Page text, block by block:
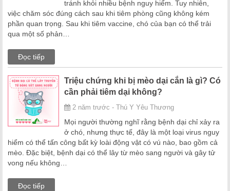
tránh khỏi nhiều bệnh nguy hiểm. Tuy nhiên,
việc chăm sóc đúng cách sau khi tiêm phòng cũng không kém
phần quan trọng. Sau khi tiêm vaccine, chó của bạn có thể trải
qua một số phản…
Đọc tiếp
Triệu chứng khi bị mèo dại cắn là gì? Có
cần phải tiêm dại không?
2 năm trước - Thú Y Yêu Thương
Mọi người thường nghĩ rằng bệnh dại chỉ xảy ra
ở chó, nhưng thực tế, đây là một loại virus nguy
hiểm có thể tấn công bất kỳ loài động vật có vú nào, bao gồm cả
mèo. Đặc biệt, bệnh dại có thể lây từ mèo sang người và gây tử
vong nếu không…
Đọc tiếp